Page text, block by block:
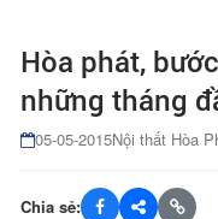
Hòa phát,
những tháng
05-05-2015Nội thất Hòa
Chia sẻ: